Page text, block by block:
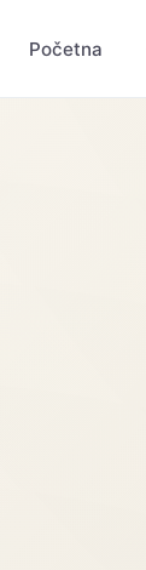
Početna